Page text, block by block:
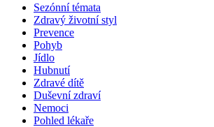
Sezónní témata
Zdravý životní styl
Prevence
Pohyb
Jídlo
Hubnutí
Zdravé dítě
Duševní zdraví
Nemoci
Pohled lékaře